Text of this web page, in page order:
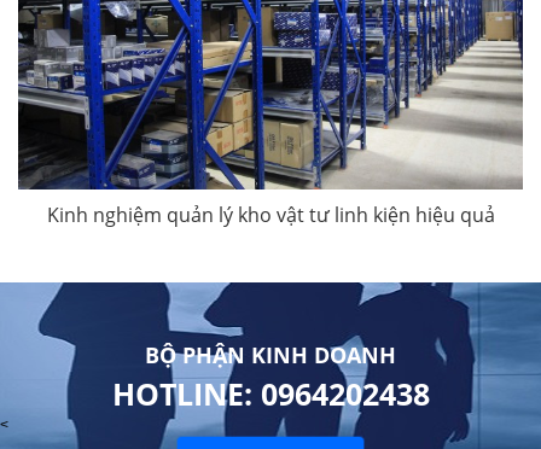
Kinh nghiệm quản lý kho vật tư linh kiện hiệu quả
BỘ PHẬN KINH DOANH
HOTLINE: 0964202438
<